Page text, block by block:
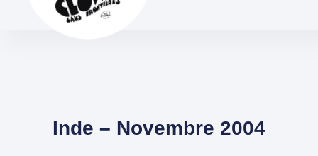
Inde – Novembre 2004